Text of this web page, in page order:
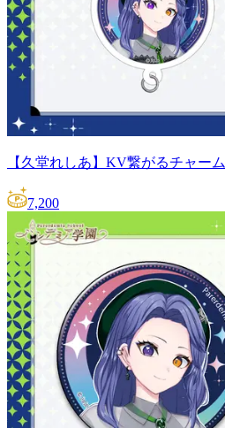
【久堂れしあ】KV繋がるチャーム
7,200